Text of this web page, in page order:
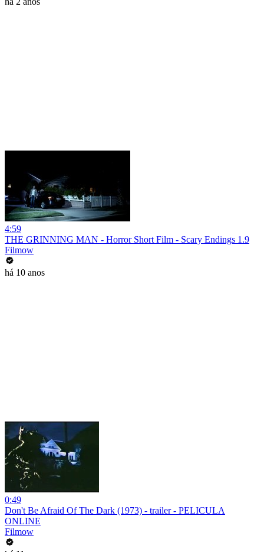
4:59
THE GRINNING MAN - Horror Short Film - Scary Endings 1.9
Filmow
há 10 anos
0:49
Don't Be Afraid Of The Dark (1973) - trailer - PELICULA
ONLINE
Filmow